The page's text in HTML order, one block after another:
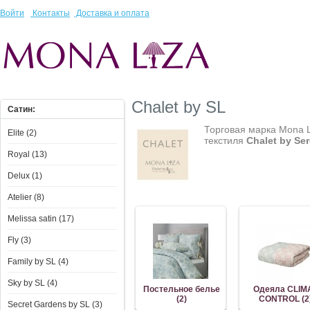
Войти Контакты Доставка и оплата
Сатин:
Elite (2)
Royal (13)
Delux (1)
Atelier (8)
Melissa satin (17)
Fly (3)
Family by SL (4)
Sky by SL (4)
Secret Gardens by SL (3)
Chalet by SL
Торговая марка Mona
текстиля Chalet by
Постельное белье
(2)
Одеяла
CONTROL